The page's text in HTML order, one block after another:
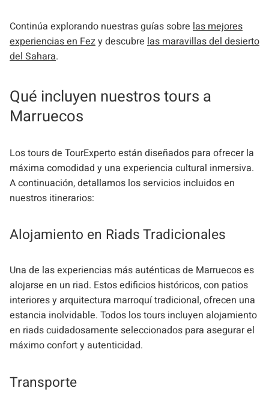
Continúa explorando nuestras guías sobre las mejores
experiencias en Fezy descubre las maravillas del desierto
del Sahara.
Qué incluyen nuestros tours a
Marruecos
Los tours de TourExperto están diseñados para ofrecer la
máxima comodidad y una experiencia cultural inmersiva.
A continuación, detallamos los servicios incluidos en
nuestros itinerarios:
Alojamiento en Riads Tradicionales
Una de las experiencias más auténticas de Marruecos es
alojarse en un riad. Estos edificios históricos, con patios
interiores y arquitectura marroquí tradicional, ofrecen una
estancia inolvidable. Todos los tours incluyen alojamiento
en riads cuidadosamente seleccionados para asegurar el
máximo confort y autenticidad.
Transporte